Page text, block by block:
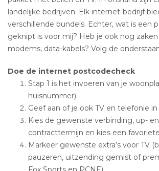
landelijke bedrijven. Elk internet-bedrijf
verschillende bundels. Echter, wat is een
geknipt is voor mij? Heb je ook nog
modems, data-kabels? Volg de
Doe de internet postcodecheck
Stap 1 is het invoeren van je
huisnummer).
Geef aan of je ook TV en telefonie
Kies de gewenste verbinding, up-
contracttermijn en kies een
Markeer gewenste extra’s voor TV
pauzeren, uitzending gemist of